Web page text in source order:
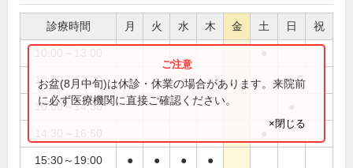
診療時間 月 火 水 木 金 土 日 祝
10:00～13:20 ● ● ● ●
10:00～14:30
15:30～19:00 ● ● ● ●
お盆(8月中旬)は休診・休業の場合があります。来院前
に必ず医療機関に直接ご確認ください。
×閉じる